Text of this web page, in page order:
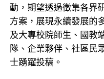
動，期望透過徵集各界
方案，展現永續發展的
及大專校院師生、國教
隊、企業夥伴、社區民
士踴躍投稿。